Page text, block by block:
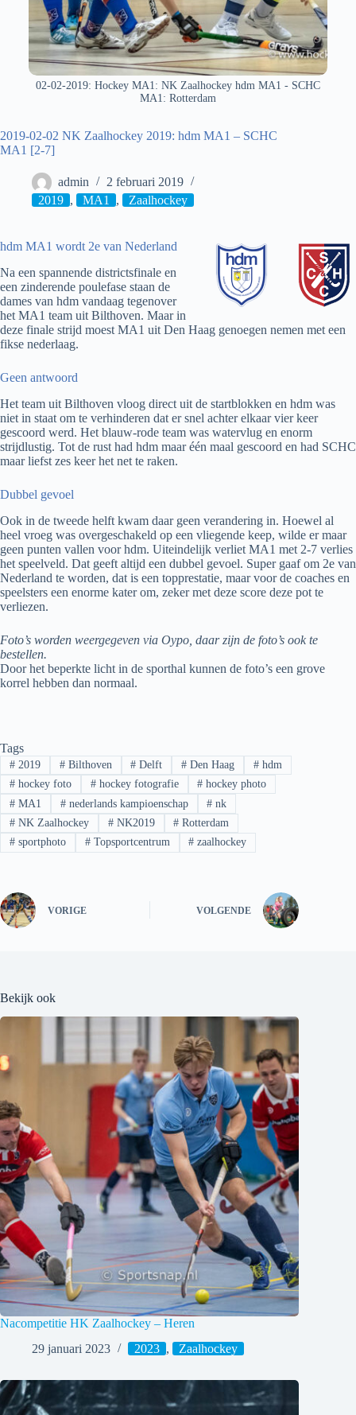
02-02-2019: Hockey MA1: NK Zaalhockey hdm MA1 - SCHC
MA1: Rotterdam
2019-02-02 NK Zaalhockey 2019: hdm MA1 – SCHC
MA1 [2-7]
admin
2 februari 2019
2019 , MA1 , Zaalhockey
hdm MA1 wordt 2e van Nederland
Na een spannende districtsfinale en
een zinderende poulefase staan de
dames van hdm vandaag tegenover
het MA1 team uit Bilthoven. Maar in
deze finale strijd moest MA1 uit Den Haag genoegen nemen met een
fikse nederlaag.
Geen antwoord
Het team uit Bilthoven vloog direct uit de startblokken en hdm was
niet in staat om te verhinderen dat er snel achter elkaar vier keer
gescoord werd. Het blauw-rode team was watervlug en enorm
strijdlustig. Tot de rust had hdm maar één maal gescoord en had SCHC
maar liefst zes keer het net te raken.
Dubbel gevoel
Ook in de tweede helft kwam daar geen verandering in. Hoewel al
heel vroeg was overgeschakeld op een vliegende keep, wilde er maar
geen punten vallen voor hdm. Uiteindelijk verliet MA1 met 2-7 verlies
het speelveld. Dat geeft altijd een dubbel gevoel. Super gaaf om 2e van
Nederland te worden, dat is een topprestatie, maar voor de coaches en
speelsters een enorme kater om, zeker met deze score deze pot te
verliezen.
Foto’s worden weergegeven via Oypo, daar zijn de foto’s ook te
bestellen.
Door het beperkte licht in de sporthal kunnen de foto’s een grove
korrel hebben dan normaal.
Tags
#2019 #Bilthoven # Delft # Den Haag # hdm
#hockey foto #hockey fotografie # hockey photo
#MA1 #nederlands kampioenschap # nk
#NK Zaalhockey #NK2019 # Rotterdam
#sportphoto #Topsportcentrum # zaalhockey
VORIGE VOLGENDE
Bekijk ook
Nacompetitie HK Zaalhockey – Heren
29 januari 2023
2023 , Zaalhockey